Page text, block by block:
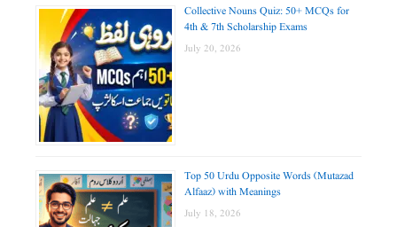
Collective Nouns Quiz: 50+ MCQs for
4th & 7th Scholarship Exams
July 20, 2026
Top 50 Urdu Opposite Words (Mutazad
Alfaaz) with Meanings
July 18, 2026